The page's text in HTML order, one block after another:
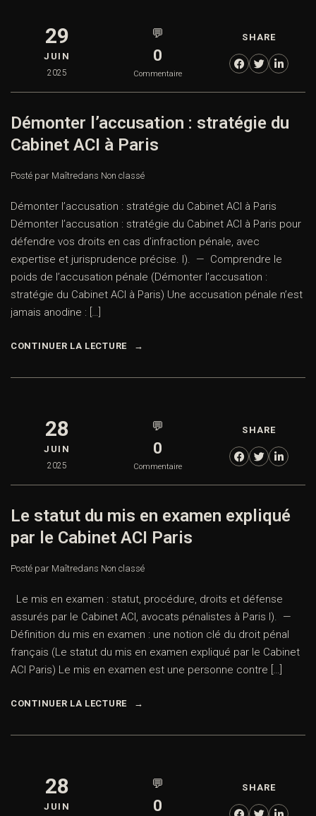
29
JUIN
2025
💬
0
Commentaire
SHARE
Démonter l’accusation : stratégie du
Cabinet ACI à Paris
Posté par Maîtredans Non classé
Démonter l’accusation : stratégie du Cabinet ACI à Paris
Démonter l’accusation : stratégie du Cabinet ACI à Paris pour
défendre vos droits en cas d’infraction pénale, avec
expertise et jurisprudence précise. I). — Comprendre le
poids de l’accusation pénale (Démonter l’accusation :
stratégie du Cabinet ACI à Paris) Une accusation pénale n’est
jamais anodine : […]
CONTINUER LA LECTURE
28
JUIN
2025
💬
0
Commentaire
SHARE
Le statut du mis en examen expliqué
par le Cabinet ACI Paris
Posté par Maîtredans Non classé
Le mis en examen : statut, procédure, droits et défense
assurés par le Cabinet ACI, avocats pénalistes à Paris I). —
Définition du mis en examen : une notion clé du droit pénal
français (Le statut du mis en examen expliqué par le Cabinet
ACI Paris) Le mis en examen est une personne contre […]
CONTINUER LA LECTURE
28
JUIN
💬
0
SHARE